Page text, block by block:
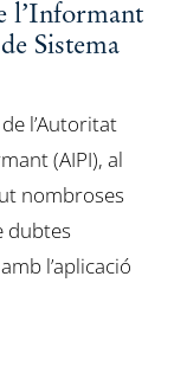
l’Informant
Sistema
l’Autoritat
(AIPI), al
nombroses
dubtes
l’aplicació